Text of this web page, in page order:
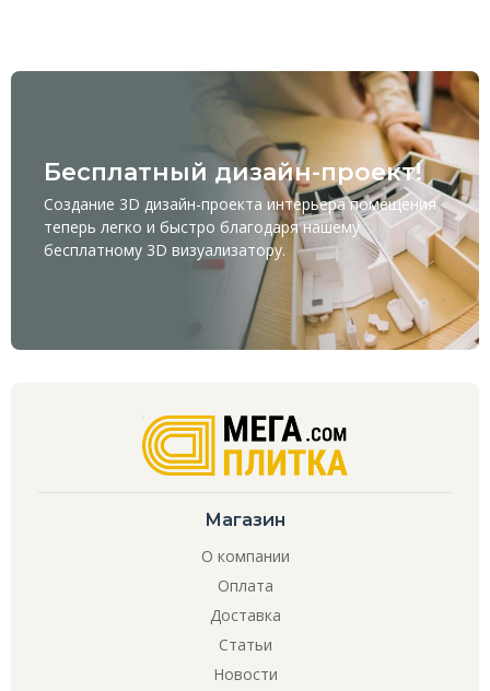
Бесплатный дизайн-проект!
Создание 3D дизайн-проекта интерьера помещения
теперь легко и быстро благодаря нашему
бесплатному 3D визуализатору.
Магазин
О компании
Оплата
Доставка
Статьи
Новости